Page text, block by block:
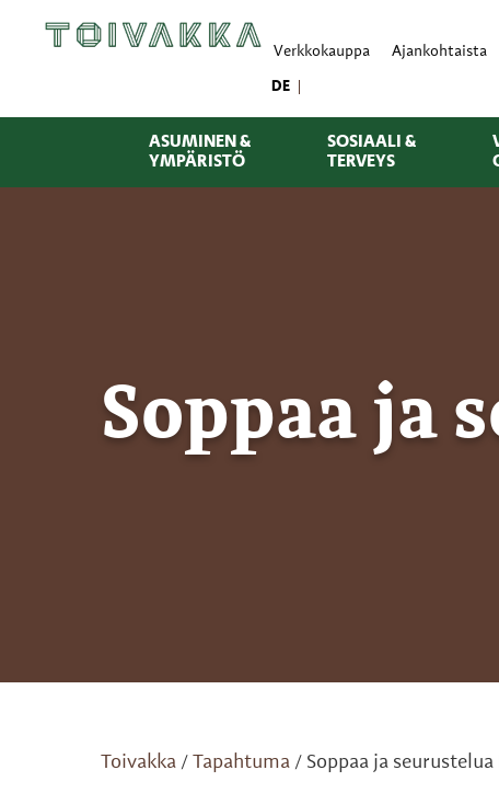
Verkkokauppa Ajankohtaista
DE
ASUMINEN &
YMPÄRISTÖ
SOSIAALI &
TERVEYS
Soppaa ja
Toivakka / Tapahtuma / Soppaa ja